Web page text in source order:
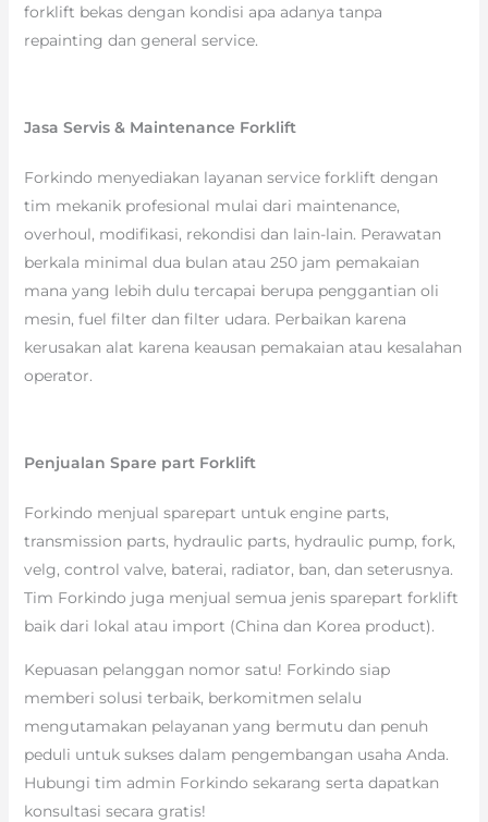
forklift bekas dengan kondisi apa adanya tanpa
repainting dan general service.
Jasa Servis & Maintenance Forklift
Forkindo menyediakan layanan service forklift dengan
tim mekanik profesional mulai dari maintenance,
overhoul, modifikasi, rekondisi dan lain-lain. Perawatan
berkala minimal dua bulan atau 250 jam pemakaian
mana yang lebih dulu tercapai berupa penggantian oli
mesin, fuel filter dan filter udara. Perbaikan karena
kerusakan alat karena keausan pemakaian atau kesalahan
operator.
Penjualan Spare part Forklift
Forkindo menjual sparepart untuk engine parts,
transmission parts, hydraulic parts, hydraulic pump, fork,
velg, control valve, baterai, radiator, ban, dan seterusnya.
Tim Forkindo juga menjual semua jenis sparepart forklift
baik dari lokal atau import (China dan Korea product).
Kepuasan pelanggan nomor satu! Forkindo siap
memberi solusi terbaik, berkomitmen selalu
mengutamakan pelayanan yang bermutu dan penuh
peduli untuk sukses dalam pengembangan usaha Anda.
Hubungi tim admin Forkindo sekarang serta dapatkan
konsultasi secara gratis!